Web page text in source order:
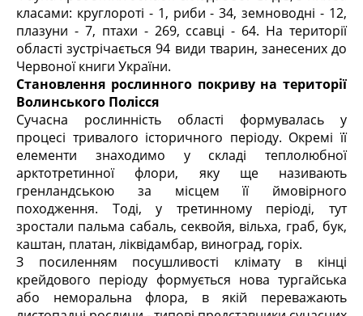
класами: круглороті - 1, риби - 34, земноводні - 12,
плазуни - 7, птахи - 269, ссавці - 64. На території
області зустрічається 94 види тварин, занесених до
Червоної книги України.
Становлення рослинного покриву на території
Волинського Полісся
Сучасна рослинність області формувалась у
процесі тривалого історичного періоду. Окремі її
елементи знаходимо у складі теплолюбної
арктотретинної флори, яку ще називають
гренландською за місцем її ймовірного
походження. Тоді, у третинному періоді, тут
зростали пальма сабаль, секвойя, вільха, граб, бук,
каштан, платан, ліквідамбар, виноград, горіх.
З посиленням посушливості клімату в кінці
крейдового періоду формується нова тургайська
або неморальна флора, в якій переважають